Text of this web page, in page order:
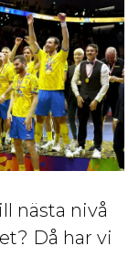
nästa nivå
Då har vi